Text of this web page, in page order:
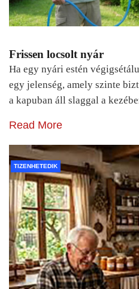
Frissen locsolt nyár
Ha egy nyári estén
egy jelenség, amely szinte
a kapuban áll slaggal a
Read More
TIZENHETEDIK